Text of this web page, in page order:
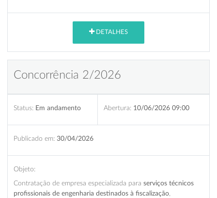
DETALHES
Concorrência 2/2026
Status: Em andamento Abertura: 10/06/2026 09:00
Publicado em: 30/04/2026
Objeto:
Contratação de empresa especializada para serviços técnicos
profissionais de engenharia destinados à fiscalização